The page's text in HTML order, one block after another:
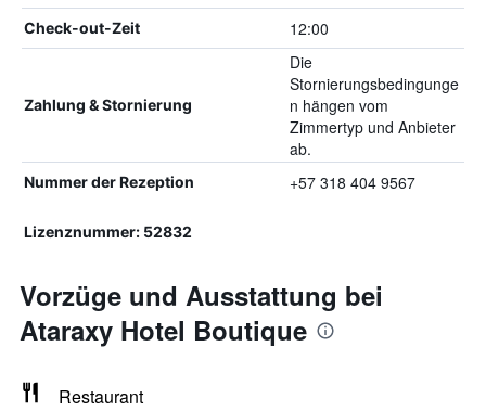
Check-out-Zeit 12:00
Zahlung & Stornierung
Die
Stornierungsbedingunge
n hängen vom
Zimmertyp und Anbieter
ab.
Nummer der Rezeption +57 318 404 9567
Lizenznummer: 52832
Vorzüge und Ausstattung bei
Ataraxy Hotel Boutique
Restaurant